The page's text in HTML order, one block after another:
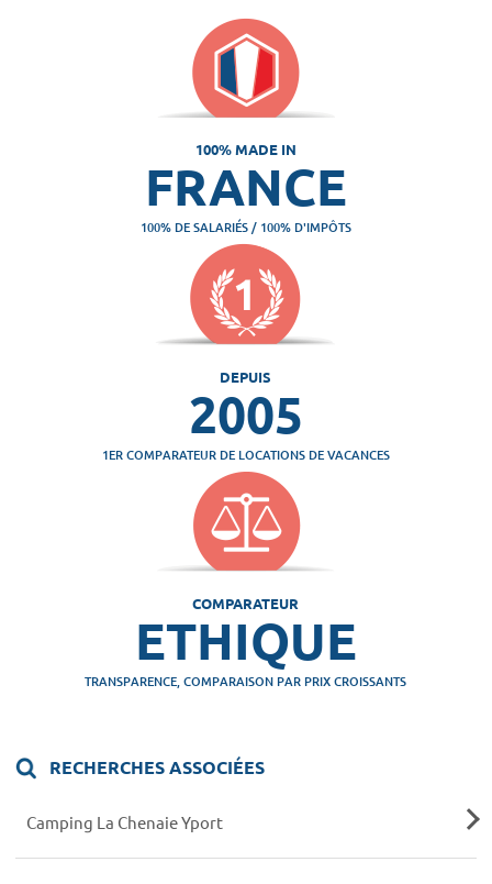
100% MADE IN
FRANCE
100% DE SALARIÉS / 100% D'IMPÔTS
DEPUIS
2005
1ER COMPARATEUR DE LOCATIONS DE VACANCES
COMPARATEUR
ETHIQUE
TRANSPARENCE, COMPARAISON PAR PRIX CROISSANTS
RECHERCHES ASSOCIÉES
Camping La Chenaie Yport